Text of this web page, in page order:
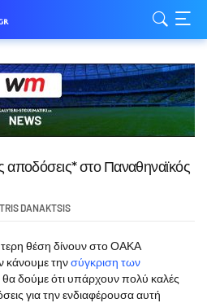
αποδόσεις* στο Παναθηναϊκός
DANAKTSIS
θέση δίνουν στο ΟΑΚΑ
κάνουμε τηνσύγκριση των
δούμε ότι υπάρχουν πολύ καλές
για την ενδιαφέρουσα αυτή